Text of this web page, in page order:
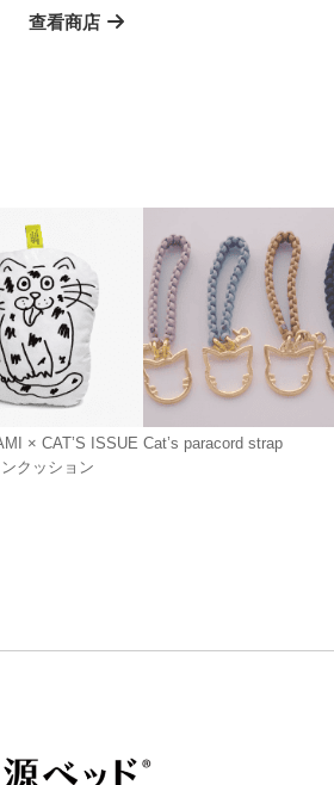
查看商店
× CAT’S ISSUE
クッション
Cat’s paracord strap